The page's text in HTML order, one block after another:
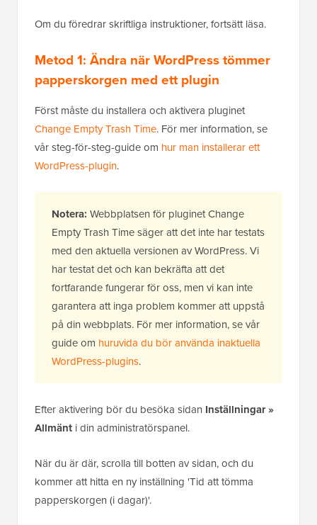
Om du föredrar skriftliga instruktioner, fortsätt läsa.
Metod 1: Ändra när WordPress tömmer
papperskorgen med ett plugin
Först måste du installera och aktivera pluginet
Change Empty Trash Time. För mer information, se
vår steg-för-steg-guide om hur man installerar ett
WordPress-plugin.
Notera: Webbplatsen för pluginet Change
Empty Trash Time säger att det inte har testats
med den aktuella versionen av WordPress. Vi
har testat det och kan bekräfta att det
fortfarande fungerar för oss, men vi kan inte
garantera att inga problem kommer att uppstå
på din webbplats. För mer information, se vår
guide om huruvida du bör använda inaktuella
WordPress-plugins.
Efter aktivering bör du besöka sidan Inställningar »
Allmänt i din administratörspanel.
När du är där, scrolla till botten av sidan, och du
kommer att hitta en ny inställning 'Tid att tömma
papperskorgen (i dagar)'.